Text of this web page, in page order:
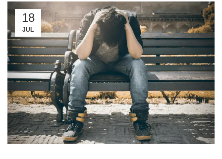
18
JUL